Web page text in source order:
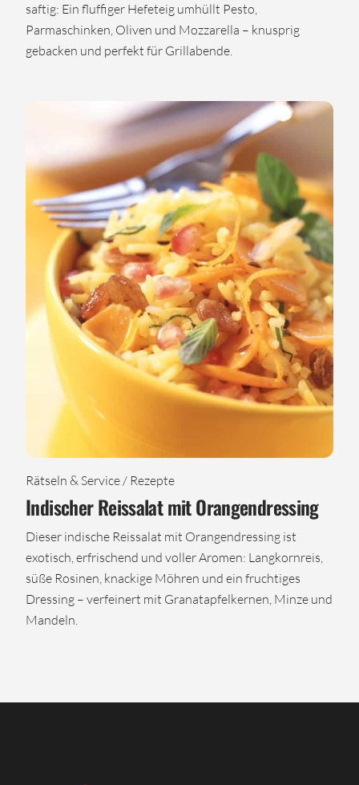
saftig: Ein fluffiger Hefeteig umhüllt Pesto,
Parmaschinken, Oliven und Mozzarella – knusprig
gebacken und perfekt für Grillabende.
Rätseln & Service / Rezepte
Indischer Reissalat mit Orangendressing
Dieser indische Reissalat mit Orangendressing ist
exotisch, erfrischend und voller Aromen: Langkornreis,
süße Rosinen, knackige Möhren und ein fruchtiges
Dressing – verfeinert mit Granatapfelkernen, Minze und
Mandeln.